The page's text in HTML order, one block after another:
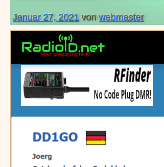
Januar 27, 2021 vonwebmaster